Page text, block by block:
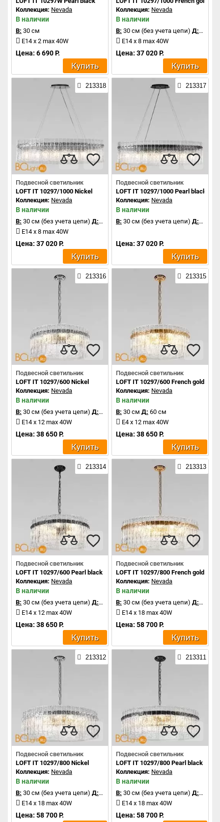
Коллекция: Nevada
В наличии
В: 30 см
E14 x 2 max 40W
Цена: 6 690 Р.
Купить
Коллекция: Nevada
В наличии
В: 30 см (без учета цепи) Д:100 см
E14 x 8 max 40W
Цена: 37 020 Р.
Купить
213318
Подвесной светильник
LOFT IT 10297/1000 Nickel
Коллекция: Nevada
В наличии
В: 30 см (без учета цепи) Д:100 см
E14 x 8 max 40W
Цена: 37 020 Р.
Купить
213317
Подвесной светильник
LOFT IT 10297/1000 Pearl black
Коллекция: Nevada
В наличии
В: 30 см (без учета цепи) Д:100 см
Цена: 37 020 Р.
Купить
213316
Подвесной светильник
LOFT IT 10297/600 Nickel
Коллекция: Nevada
В наличии
В: 30 см (без учета цепи) Д:60 см
E14 x 12 max 40W
Цена: 38 650 Р.
Купить
213315
Подвесной светильник
LOFT IT 10297/600 French gold
Коллекция: Nevada
В наличии
В: 30 см Д: 60 см
E4 x 12 max 40W
Цена: 38 650 Р.
Купить
213314
Подвесной светильник
LOFT IT 10297/600 Pearl black
Коллекция: Nevada
В наличии
В: 30 см (без учета цепи) Д:60 см
E14 x 12 max 40W
Цена: 38 650 Р.
Купить
213313
Подвесной светильник
LOFT IT 10297/800 French gold
Коллекция: Nevada
В наличии
В: 30 см (без учета цепи) Д:80 см
E14 x 18 max 40W
Цена: 58 700 Р.
Купить
213312
Подвесной светильник
LOFT IT 10297/800 Nickel
Коллекция: Nevada
В наличии
В: 30 см (без учета цепи) Д:80 см
E14 x 18 max 40W
Цена: 58 700 Р.
213311
Подвесной светильник
LOFT IT 10297/800 Pearl black
Коллекция: Nevada
В наличии
В: 30 см (без учета цепи) Д:80 см
E14 x 18 max 40W
Цена: 58 700 Р.